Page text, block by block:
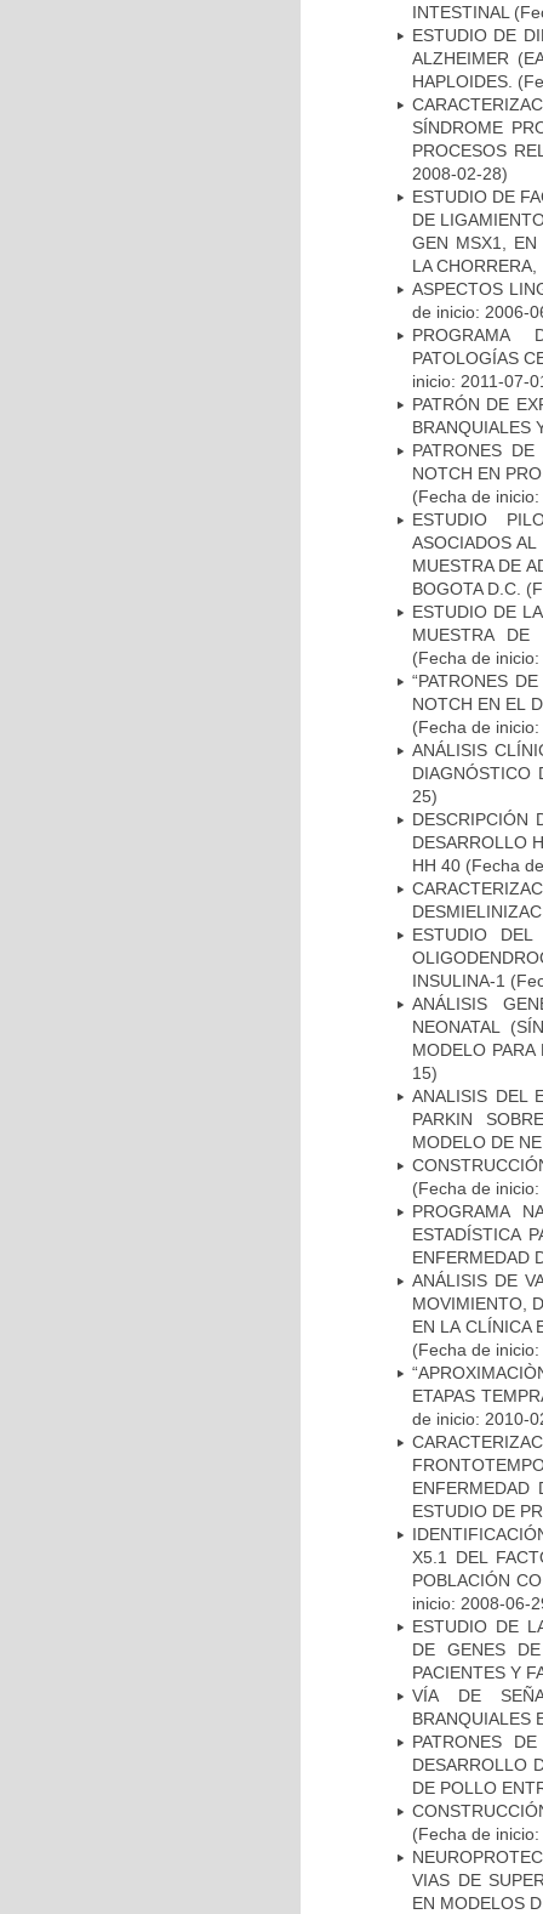
INTESTINAL
ESTUDIO DE
ALZHEIMER
HAPLOIDES.
SÍNDROME
PROCESOS
2008-02-28)
ESTUDIO DE
DE
GEN MSX1, EN
LA
ASPECTOS
de inicio: 2006-
PROGRAMA
PATOLOGÍAS
inicio: 2011-07-
PATRÓN DE
BRANQUIALES
PATRONES
NOTCH EN
(Fecha de
ESTUDIO
ASOCIADOS
MUESTRA DE
BOGOTA D.C.
ESTUDIO DE
MUESTRA DE
(Fecha de
“PATRONES
NOTCH EN EL
(Fecha de
ANÁLISIS
DIAGNÓSTICO
25)
DESCRIPCIÓN
DESARROLLO
HH 40 (Fecha
ESTUDIO
INSULINA-1
ANÁLISIS
NEONATAL
MODELO
15)
ANALISIS DEL
PARKIN
MODELO DE
(Fecha de
PROGRAMA
ESTADÍSTICA
ENFERMEDAD
ANÁLISIS DE
MOVIMIENTO,
EN LA CLÍNICA
(Fecha de
ETAPAS
de inicio: 2010-
ENFERMEDAD
ESTUDIO DE
X5.1 DEL
POBLACIÓN
inicio: 2008-06-
ESTUDIO DE
DE GENES
PACIENTES Y
VÍA DE
BRANQUIALES
PATRONES
DESARROLLO
DE POLLO
(Fecha de
VIAS DE
EN MODELOS